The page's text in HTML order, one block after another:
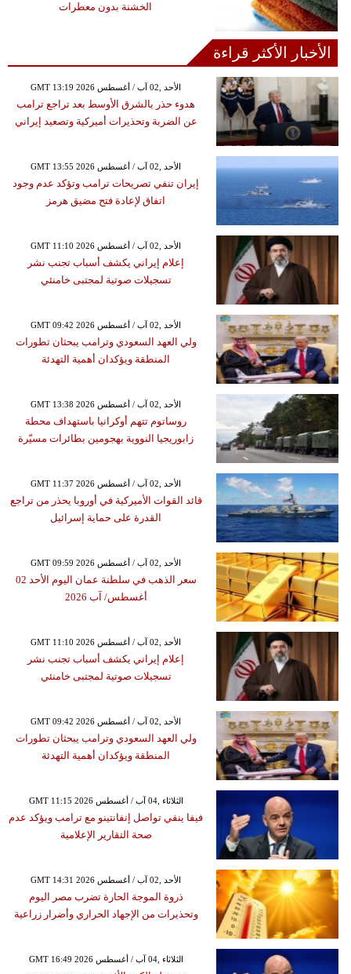
الخشنة بدون معطرات
الأخبار الأكثر قراءة
GMT 13:19 2026 الأحد ,02 آب / أغسطس
هدوء حذر بالشرق الأوسط بعد تراجع ترامب
عن الضربة وتحذيرات أميركية وتصعيد إيراني
GMT 13:55 2026 الأحد ,02 آب / أغسطس
إيران تنفي تصريحات ترامب وتؤكد عدم وجود
اتفاق لإعادة فتح مضيق هرمز
GMT 11:10 2026 الأحد ,02 آب / أغسطس
إعلام إيراني يكشف أسباب تجنب نشر
تسجيلات صوتية لمجتبى خامنئي
GMT 09:42 2026 الأحد ,02 آب / أغسطس
ولي العهد السعودي وترامب يبحثان تطورات
المنطقة ويؤكدان أهمية التهدئة
GMT 13:38 2026 الأحد ,02 آب / أغسطس
روساتوم تتهم أوكرانيا باستهداف محطة
زابوريجيا النووية بهجومين بطائرات مسيّرة
GMT 11:37 2026 الأحد ,02 آب / أغسطس
قائد القوات الأميركية في أوروبا يحذر من تراجع
القدرة على حماية إسرائيل
GMT 09:59 2026 الأحد ,02 آب / أغسطس
سعر الذهب في سلطنة عمان اليوم الأحد 02
أغسطس/ آب 2026
GMT 11:10 2026 الأحد ,02 آب / أغسطس
إعلام إيراني يكشف أسباب تجنب نشر
تسجيلات صوتية لمجتبى خامنئي
GMT 09:42 2026 الأحد ,02 آب / أغسطس
ولي العهد السعودي وترامب يبحثان تطورات
المنطقة ويؤكدان أهمية التهدئة
GMT 11:15 2026 الثلاثاء ,04 آب / أغسطس
فيفا ينفي تواصل إنفانتينو مع ترامب ويؤكد عدم
صحة التقارير الإعلامية
GMT 14:31 2026 الأحد ,02 آب / أغسطس
ذروة الموجة الحارة تضرب مصر اليوم
وتحذيرات من الإجهاد الحراري وأضرار زراعية
GMT 16:49 2026 الثلاثاء ,04 آب / أغسطس